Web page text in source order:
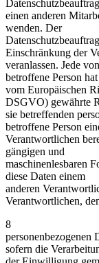
einen anderen
wenden. Der
Einschränkung der
veranlassen. Jede
betroffene Person hat
vom Europäischen
DSGVO) gewährte
sie betreffenden
betroffene Person
Verantwortlichen
gängigen und
maschinenlesbaren
diese Daten einem
anderen
Verantwortlichen,
8
personenbezogenen
sofern die